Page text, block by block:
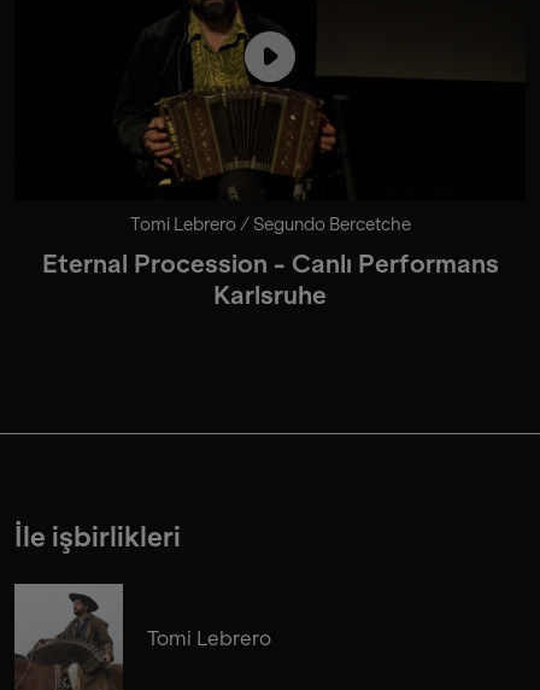
Tomi Lebrero / Segundo Bercetche
Eternal Procession - Canlı Performans
Karlsruhe
İle işbirlikleri
Tomi Lebrero